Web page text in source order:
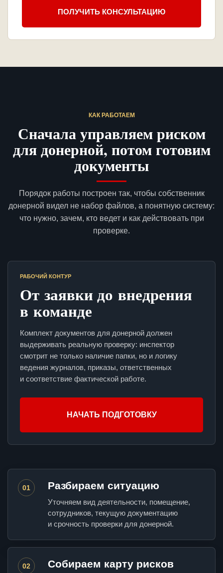
ПОЛУЧИТЬ КОНСУЛЬТАЦИЮ
КАК РАБОТАЕМ
Сначала управляем риском
для донерной, потом готовим
документы
Порядок работы построен так, чтобы собственник
донерной видел не набор файлов, а понятную систему:
что нужно, зачем, кто ведет и как действовать при
проверке.
РАБОЧИЙ КОНТУР
От заявки до внедрения
в команде
Комплект документов для донерной должен
выдерживать реальную проверку: инспектор
смотрит не только наличие папки, но и логику
ведения журналов, приказы, ответственных
и соответствие фактической работе.
НАЧАТЬ ПОДГОТОВКУ
01 Разбираем ситуацию
Уточняем вид деятельности, помещение,
сотрудников, текущую документацию
и срочность проверки для донерной.
02 Собираем карту рисков